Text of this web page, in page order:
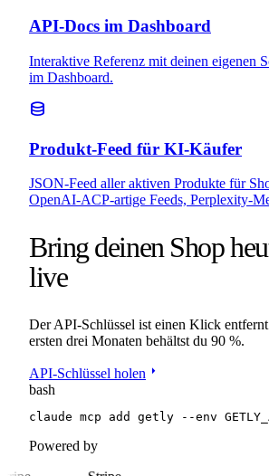
API-Docs im Dashboard
Interaktive Referenz mit deinen eigenen
im Dashboard.
database
Produkt-Feed für KI-Käufer
JSON-Feed aller aktiven Produkte für
OpenAI-ACP-artige Feeds, Perplexity-
Bring deinen Shop
live
Der API-Schlüssel ist einen Klick
ersten drei Monaten behältst du 90 %.
API-Schlüssel holen arrow_right
bash
claude mcp add getly --env
Powered by